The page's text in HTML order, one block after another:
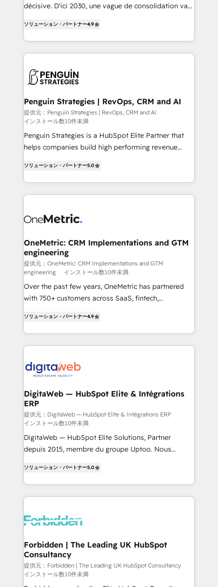
individual – with embedded consulting, strategy,
100% US-based, FTE team members. We offer
project-based and managed services engagements
that include new HubSpot implementations,
integration, extensibility, custom development, and
ongoing RevOps support.
décisive. D'ici 2030, une vague de consolidation va
entreprises qui auront réussi leur transformation. Le
problème ? 58% des dirigeants savent que l'IA est
vitale pour leur survie. Mais 57% n'ont aucune
données. C'est le paradoxe français : conscience
Augmentée. Ce n'est pas une entreprise qui utilise
l'IA. C'est une organisation qui a réussi la symbiose
entre l'expertise humaine et l'intelligence artificielle.
Pas pour remplacer l'humain, mais pour l'augmenter.
Chez Ideagency, nous accompagnons cette
données unifiées, des processus alignés. Ensuite
l'augmentation : l'IA là où elle crée de la valeur. Et
surtout : l'humain qui reste au centre. Parce que la
Stand Out.
ソリューション・パートナー4.9
Penguin Strategies | RevOps, CRM and AI
提供元：Penguin Strategies | RevOps, CRM and AI
インストール数10件未満
Penguin Strategies is a HubSpot Elite Partner that
helps companies build high performing revenue
system environments and global SaaS or
manufacturing teams. Trusted by leading enterprises
and fast growing scale ups including Sony, Rapyd,
Design Automation and Uptive. 📊 RevOps & data
integrations 🤖 AI workflows & enrichment 📘 Team
enablement & company-wide adoption We create
HubSpot environments that teams use with
confidence and that leadership can rely on for
scalable revenue insights.
ソリューション・パートナー5.0
OneMetric: CRM Implementations and GTM
engineering
提供元：OneMetric: CRM Implementations and GTM
engineering
インストール数10件未満
Over the past few years, OneMetric has partnered
with 750+ customers across SaaS, fintech,
150+ HubSpot-certified experts, we deliver scalable
solutions to complex GTM and RevOps challenges.
Our Expertise 🔹 Onboarding & Implementation:
tailored to your GTM motion. 🔹 Migrations: Move
downtime. 🔹 RevOps Strategy: Align teams,
processes, and data to drive revenue efficiency. 🔹
Integrations: Connect HubSpot with your tech stack
for better adoption. 🔹 Custom Solutions: Build
tailored apps, workflows, and configurations. We are
SOC 2 Type II and ISO 27001 certified, reinforcing
OneMetric that matters most: revenue.
ソリューション・パートナー4.9
DigitaWeb — HubSpot Elite & Intégrations
ERP
提供元：DigitaWeb — HubSpot Elite & Intégrations ERP
インストール数10件未満
DigitaWeb — HubSpot Elite Solutions, Partner
depuis 2015, membre du groupe Uptoo. Nous
Ventes et Service sur HubSpot grâce à la Revenue
Architecture : alignement des équipes, pipeline
prévisible, croissance mesurable. 🔌 Intégrations
Dynamics..), VOIP (Aircall, Ringover, Modjo), Shopify,
Extensions (React), Serverless Node.js, Custom
Objects, thèmes HubL, agents IA & Breeze AI. 🎯
Secteurs : Industrie, Distribution B2B, SaaS, Services
B2B, Immobilier, Viticulture, Finance. 🚀 Nos livrables
ソリューション・パートナー5.0
Forbidden | The Leading UK HubSpot
Consultancy
提供元：Forbidden | The Leading UK HubSpot Consultancy
インストール数10件未満